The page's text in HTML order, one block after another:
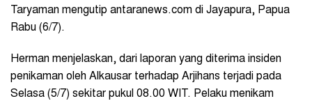
Taryaman mengutip antaranews.com di Jayapura, Papua
Rabu (6/7).
Herman menjelaskan, dari laporan yang diterima insiden
penikaman oleh Alkausar terhadap Arjihans terjadi pada
Selasa (5/7) sekitar pukul 08.00 WIT. Pelaku menikam